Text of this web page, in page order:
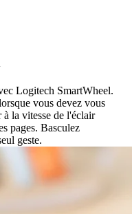
Logitech SmartWheel.
vous devez vous
à la vitesse de l'éclair
pages. Basculez
geste.